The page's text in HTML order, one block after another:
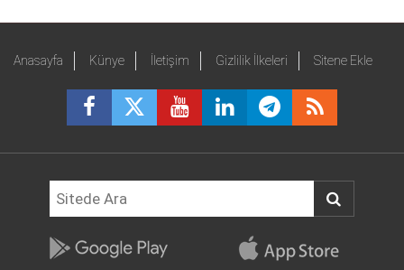
Anasayfa Künye İletişim Gizlilik İlkeleri Sitene Ekle